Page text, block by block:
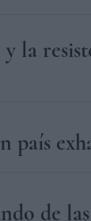
la
país
de